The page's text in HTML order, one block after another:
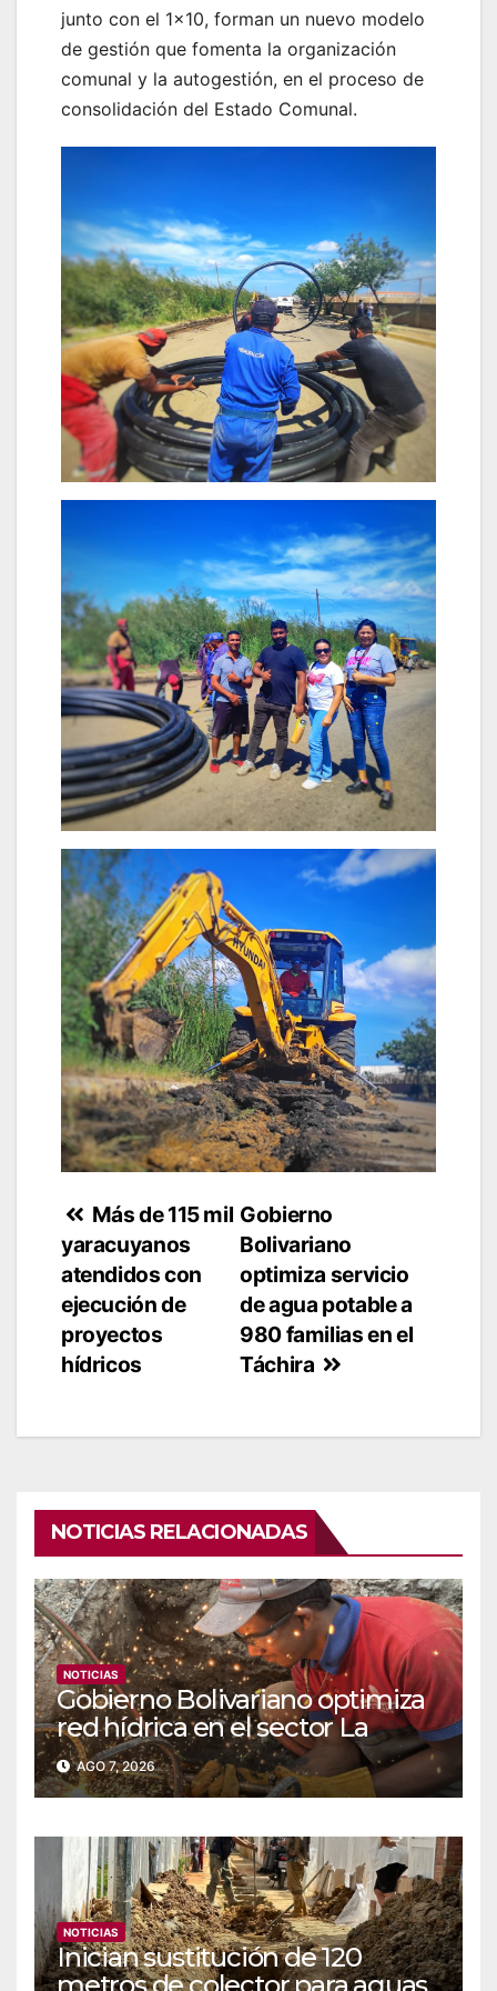
junto con el 1×10, forman un nuevo modelo
de gestión que fomenta la organización
comunal y la autogestión, en el proceso de
consolidación del Estado Comunal.
Navegación
de
entradas
Gobierno
Bolivariano
optimiza servicio
de agua potable a
980 familias en el
Táchira
Más de 115 mil
yaracuyanos
atendidos con
ejecución de
proyectos
hídricos
NOTICIAS RELACIONADAS
NOTICIAS
Gobierno Bolivariano optimiza
red hídrica en el sector La
Majada
AGO 7, 2026
NOTICIAS
Inician sustitución de 120